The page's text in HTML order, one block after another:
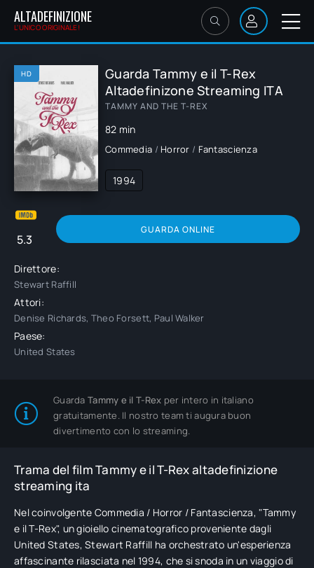
ALTADEFINIZIONE
L'UNICO ORIGINALE!
HD
Guarda Tammy e il T-Rex
Altadefinizone Streaming ITA
TAMMY AND THE T-REX
82 min
Commedia / Horror / Fantascienza
1994
5.3
GUARDA ONLINE
Direttore:
Stewart Raffill
Attori:
Denise Richards, Theo Forsett, Paul Walker
Paese:
United States
Guarda Tammy e il T-Rex per intero in italiano
gratuitamente. Il nostro team ti augura buon
divertimento con lo streaming.
Trama del film Tammy e il T-Rex altadefinizione
streaming ita
Nel coinvolgente Commedia / Horror / Fantascienza, "Tammy
e il T-Rex", un gioiello cinematografico proveniente dagli
United States, Stewart Raffill ha orchestrato un'esperienza
affascinante rilasciata nel 1994, che si snoda in un viaggio di